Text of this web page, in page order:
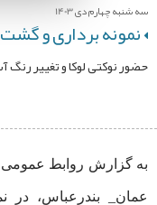
سه شنبه چهارم دی 1403
نمونه برداری و
حضور نوکتی لوکا و تغییر
به گزارش روابط عمومی
عمان_ بندرعباس، در